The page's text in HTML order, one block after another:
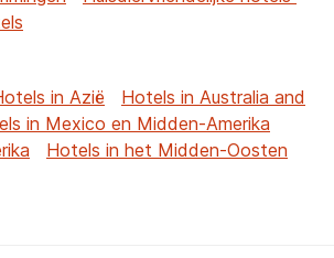
in Azië
Hotels in Australia and
in Mexico en Midden-Amerika
Hotels in het Midden-Oosten